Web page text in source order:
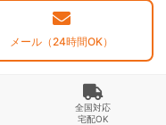
メール（24時間OK）
全国対応
宅配OK